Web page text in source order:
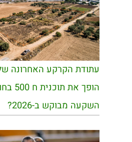
עתודת הקרקע האחרונה
הופך
השקעה מבוקש ב-2026?